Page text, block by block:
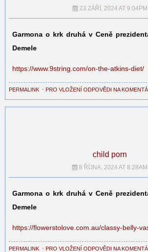
23 ZÁŘÍ, 2024 AT 9:04PM
Garmona o krk druhá v Ceně
Demele
https://www.9string.com/on-the-atkins-diet/
PERMALINK ⋅ PRO VLOŽENÍ ODPOVĚDI NA
child porn
8 ŘÍJNA, 2024 AT 8:28AM
Garmona o krk druhá v Ceně
Demele
https://flowerstolove.com.au/classy-belly-
PERMALINK ⋅ PRO VLOŽENÍ ODPOVĚDI NA